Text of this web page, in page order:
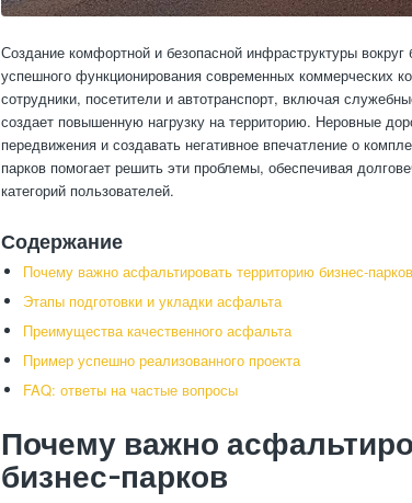
Создание комфортной и безопасной инфраструктуры
успешного функционирования современных коммерческих
сотрудники, посетители и автотранспорт, включая
создает повышенную нагрузку на территорию. Неровные
передвижения и создавать негативное впечатление о
парков помогает решить эти проблемы, обеспечивая
категорий пользователей.
Содержание
Почему важно асфальтировать территорию бизнес-парков
Этапы подготовки и укладки асфальта
Преимущества качественного асфальта
Пример успешно реализованного проекта
FAQ: ответы на частые вопросы
Почему важно
бизнес-парков